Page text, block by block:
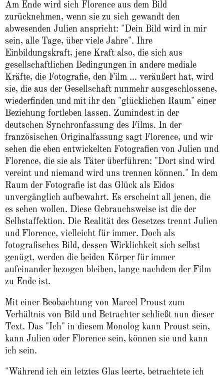
Am Ende wird sich Florence aus dem Bild
zurücknehmen, wenn sie zu sich gewandt den
abwesenden Julien anspricht: "Dein Bild wird in mir
sein, alle Tage, über viele Jahre". Ihre
Einbildungskraft, jene Kraft also, die sich aus
gesellschaftlichen Bedingungen in andere mediale
Kräfte, die Fotografie, den Film ... veräußert hat, wird
sie, die aus der Gesellschaft nunmehr ausgeschlossene,
wiederfinden und mit ihr den "glücklichen Raum" einer
Beziehung fortleben lassen. Zumindest in der
deutschen Synchronfassung des Films. In der
französischen Originalfassung sagt Florence, und wir
sehen die eben entwickelten Fotografien von Julien und
Florence, die sie als Täter überführen: "Dort sind wird
vereint und niemand wird uns trennen können." In dem
Raum der Fotografie ist das Glück als Eidos
unvergänglich aufbewahrt. Es erscheint all jenen, die
es sehen wollen. Diese Gebrauchsweise ist die der
Selbstaffektion. Die Realität des Gesetzes trennt Julien
und Florence, vielleicht für immer. Doch als
fotografisches Bild, dessen Wirklichkeit sich selbst
genügt, werden die beiden Körper für immer
aufeinander bezogen bleiben, lange nachdem der Film
zu Ende ist.
Mit einer Beobachtung von Marcel Proust zum
Verhältnis von Bild und Betrachter schließt nun dieser
Text. Das "Ich" in diesem Monolog kann Proust sein,
kann Julien oder Florence sein, können sie und kann
ich sein.
"Während ich ein letztes Glas leerte, betrachtete ich